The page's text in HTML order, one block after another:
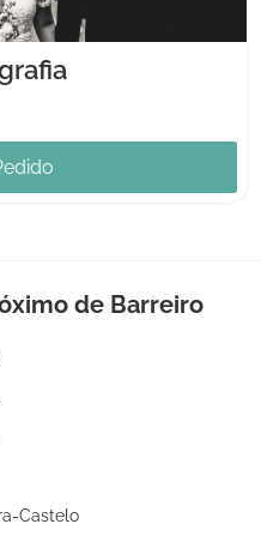
de Barreiro
Castelo